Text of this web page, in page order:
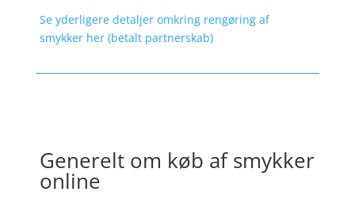
Se yderligere detaljer omkring rengøring af
smykker her (betalt partnerskab)
Generelt om køb af smykker
online